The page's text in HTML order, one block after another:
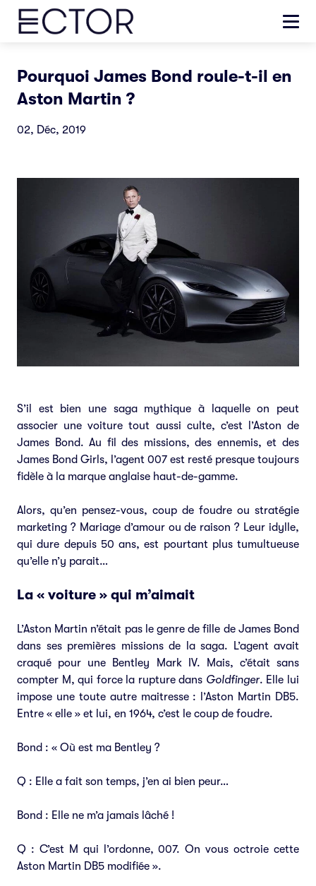
Pourquoi James Bond roule-t-il en
Aston Martin ?
02, Déc, 2019
S’il est bien une saga mythique à laquelle on peut
associer une voiture tout aussi culte, c’est l’Aston de
James Bond. Au fil des missions, des ennemis, et des
James Bond Girls, l’agent 007 est resté presque toujours
fidèle à la marque anglaise haut-de-gamme.
Alors, qu’en pensez-vous, coup de foudre ou stratégie
marketing ? Mariage d’amour ou de raison ? Leur idylle,
qui dure depuis 50 ans, est pourtant plus tumultueuse
qu’elle n’y parait…
La « voiture » qui m’aimait
L’Aston Martin n’était pas le genre de fille de James Bond
dans ses premières missions de la saga. L’agent avait
craqué pour une Bentley Mark IV. Mais, c’était sans
compter M, qui force la rupture dans Goldfinger. Elle lui
impose une toute autre maitresse : l’Aston Martin DB5.
Entre « elle » et lui, en 1964, c’est le coup de foudre.
Bond : « Où est ma Bentley ?
Q : Elle a fait son temps, j’en ai bien peur…
Bond : Elle ne m’a jamais lâché !
Q : C’est M qui l’ordonne, 007. On vous octroie cette
Aston Martin DB5 modifiée ».